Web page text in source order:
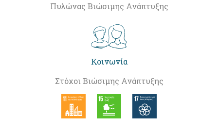
Πυλώνας Βιώσιμης Ανάπτυξης
Κοινωνία
Στόχοι Βιώσιμης Ανάπτυξης